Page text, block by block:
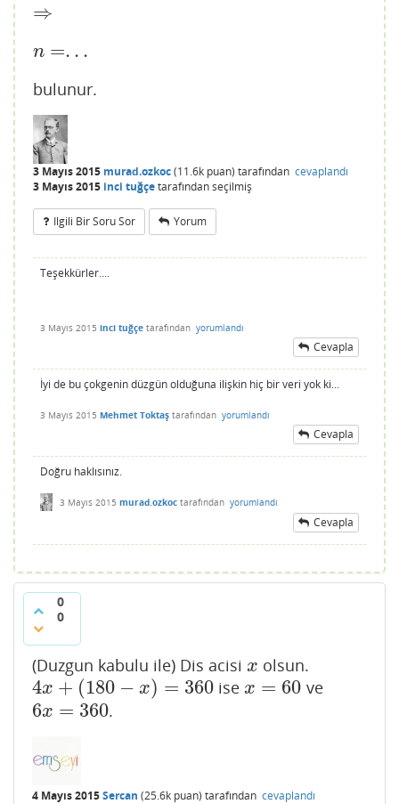
⇒
⇒
n =. . .
n=.. .
bulunur.
3 Mayıs 2015 murad.ozkoc(11.6k puan) tarafından cevaplandı
3 Mayıs 2015 inci tuğçetarafındanseçilmiş
Ilgili Bir Soru Sor Yorum
Teşekkürler....
3 Mayıs 2015 inci tuğçe tarafından yorumlandı
Cevapla
İyi de bu çokgenin düzgün olduğuna ilişkin hiç bir veri yok ki...
3 Mayıs 2015 Mehmet Toktaş tarafından yorumlandı
Cevapla
Doğru haklısınız.
3 Mayıs 2015 murad.ozkoc tarafından yorumlandı
Cevapla
0
0
(Duzgun kabulu ile) Dis acisi x
x olsun.
4x + (180 − x) = 360
4x+ (180−x)= 360 isex = 60
x= 60 ve
6x = 360
6x= 360 .
4 Mayıs 2015Sercan (25.6k puan) tarafından cevaplandı